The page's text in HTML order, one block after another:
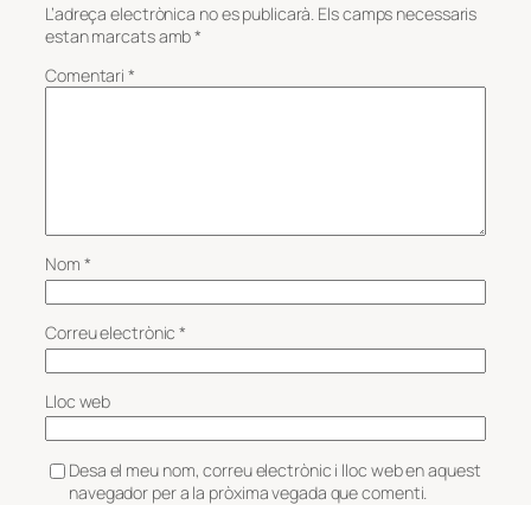
L’adreça electrònica no es publicarà. Els camps necessaris
estan marcats amb*
Comentari*
Nom *
Correu electrònic*
Lloc web
Desa el meu nom, correu electrònic i lloc web en aquest
navegador per a la pròxima vegada que comenti.